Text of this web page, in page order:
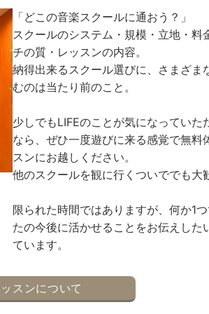
「どこの音楽スクールに通おう？」
スクールのシステム・規模・立地・料
チの質・レッスンの内容。
納得出来るスクール選びに、さまざま
むのは当たり前のこと。
少しでもLIFEのことが気になっていた
なら、ぜひ一度遊びに来る感覚で無料
スンにお越しください。
他のスクールを観に行くついででも大
限られた時間ではありますが、何か1
たの今後に活かせることをお伝えした
ています。
スンについて